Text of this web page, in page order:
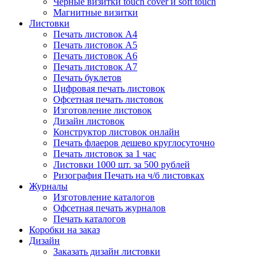
Магнитные визитки
Листовки
Печать листовок А4
Печать листовок А5
Печать листовок А6
Печать листовок А7
Печать буклетов
Цифровая печать листовок
Офсетная печать листовок
Изготовление листовок
Дизайн листовок
Конструктор листовок онлайн
Печать флаеров дешево круглосуточно
Печать листовок за 1 час
Листовки 1000 шт. за 500 рублей
Ризография Печать на ч/б листовках
Журналы
Изготовление каталогов
Офсетная печать журналов
Печать каталогов
Коробки на заказ
Дизайн
Заказать дизайн листовки